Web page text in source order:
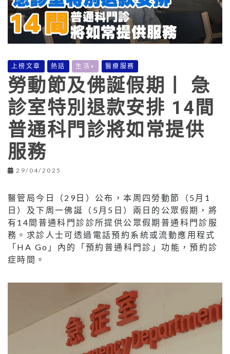
上榜文章 熱話 生活+ 醫療服務
勞動節及佛誕假期丨 急
診室特別退款安排 14間
普通科門診將如常提供
服務
29/04/2025
醫管局今日（29日）公布，本周四勞動節（5月1
日）及下周一佛誕（5月5日）兩日的公眾假期，將
有14間普通科門診診所提供公眾假期普通科門診服
務。求診人士可透過電話預約系統或流動應用程式
「HA Go」內的「預約普通科門診」功能，預約診
症時間。